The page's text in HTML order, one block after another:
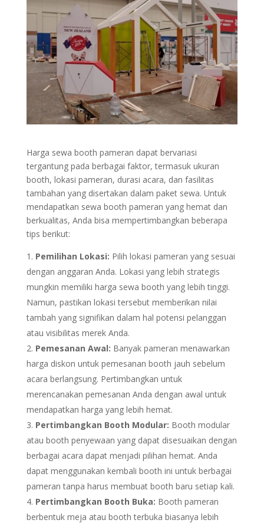
Harga sewa booth pameran dapat bervariasi
tergantung pada berbagai faktor, termasuk ukuran
booth, lokasi pameran, durasi acara, dan fasilitas
tambahan yang disertakan dalam paket sewa. Untuk
mendapatkan sewa booth pameran yang hemat dan
berkualitas, Anda bisa mempertimbangkan beberapa
tips berikut:
Pemilihan Lokasi: Pilih lokasi pameran yang sesuai
dengan anggaran Anda. Lokasi yang lebih strategis
mungkin memiliki harga sewa booth yang lebih tinggi.
Namun, pastikan lokasi tersebut memberikan nilai
tambah yang signifikan dalam hal potensi pelanggan
atau visibilitas merek Anda.
Pemesanan Awal: Banyak pameran menawarkan
harga diskon untuk pemesanan booth jauh sebelum
acara berlangsung. Pertimbangkan untuk
merencanakan pemesanan Anda dengan awal untuk
mendapatkan harga yang lebih hemat.
Pertimbangkan Booth Modular: Booth modular
atau booth penyewaan yang dapat disesuaikan dengan
berbagai acara dapat menjadi pilihan hemat. Anda
dapat menggunakan kembali booth ini untuk berbagai
pameran tanpa harus membuat booth baru setiap kali.
Pertimbangkan Booth Buka: Booth pameran
berbentuk meja atau booth terbuka biasanya lebih